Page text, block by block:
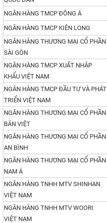
NGÂN HÀNG TMCP ĐÔNG Á
NGÂN HÀNG TMCP KIÊN LONG
NGÂN HÀNG THƯƠNG MẠI CỔ PHẦN
SÀI GÒN
NGÂN HÀNG TMCP XUẤT NHẬP
KHẨU VIỆT NAM
NGÂN HÀNG TMCP ĐẦU TƯ VÀ PHÁT
TRIỂN VIỆT NAM
NGÂN HÀNG THƯƠNG MẠI CỔ PHẦN
BẢN VIỆT
NGÂN HÀNG THƯƠNG MẠI CỔ PHẦN
AN BÌNH
NGÂN HÀNG THƯƠNG MẠI CỔ PHẦN
NAM Á
NGÂN HÀNG TNHH MTV SHINHAN
VIỆT NAM
NGÂN HÀNG TNHH MTV WOORI
VIỆT NAM